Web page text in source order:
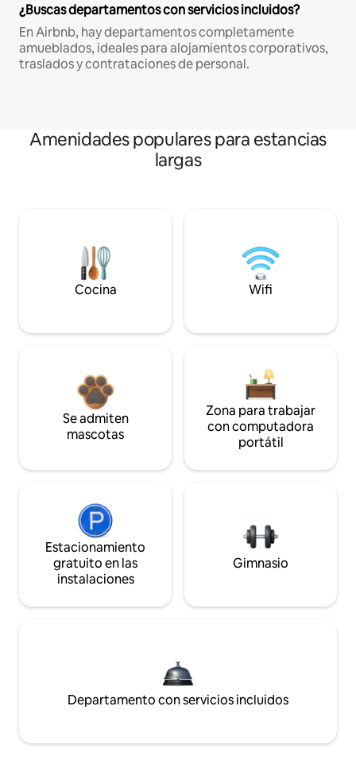
¿Buscas departamentos con servicios incluidos?
En Airbnb, hay departamentos completamente
amueblados, ideales para alojamientos corporativos,
traslados y contrataciones de personal.
Amenidades populares para estancias
largas
Cocina Wifi
Se admiten
mascotas
Zona para trabajar
con computadora
portátil
Estacionamiento
gratuito en las
instalaciones
Gimnasio
Departamento con servicios incluidos